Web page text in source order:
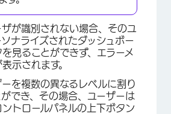
×
ザが識別されない場合、そのユ
ナライズされたダッシュボー
を見ることができず、エラーメ
示されます。
を複数の異なるレベルに割り
でき、その場合、ユーザーは
トロールパネルの上下ボタン